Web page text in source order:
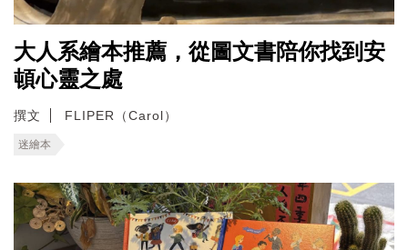
大人系繪本推薦，從圖文書陪你找到安
頓心靈之處
撰文 FLIPER（Carol）
迷繪本